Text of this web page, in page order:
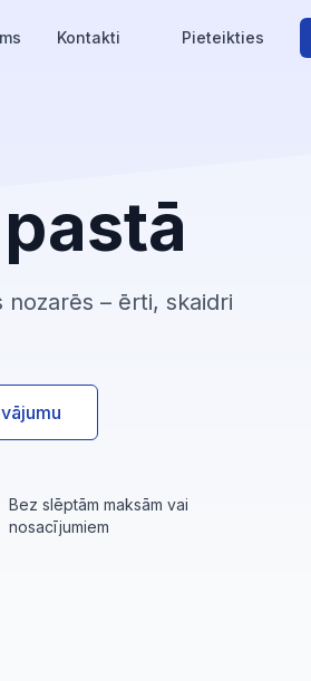
Kontakti Pieteikties
– ērti, skaidri
Bez slēptām maksām vai
nosacījumiem